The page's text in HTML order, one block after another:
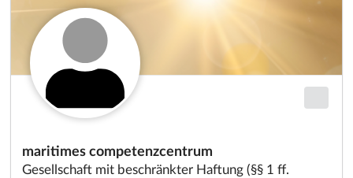
maritimes competenzcentrum
Gesellschaft mit beschränkter Haftung (§§ 1 ff.